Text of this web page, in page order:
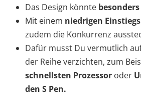
Das Design könnte
Mit einem niedrigen
zudem die Konkurrenz
Dafür musst Du vermutlich
der Reihe verzichten, zum
schnellsten Prozessor oder
den S Pen.